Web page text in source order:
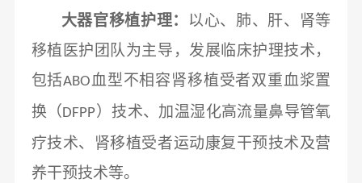
大器官移植护理： 以心、肺、肝、肾等
移植医护团队为主导，发展临床护理技术，
包括ABO血型不相容肾移植受者双重血浆置
换（DFPP）技术、加温湿化高流量鼻导管氧
疗技术、肾移植受者运动康复干预技术及营
养干预技术等。